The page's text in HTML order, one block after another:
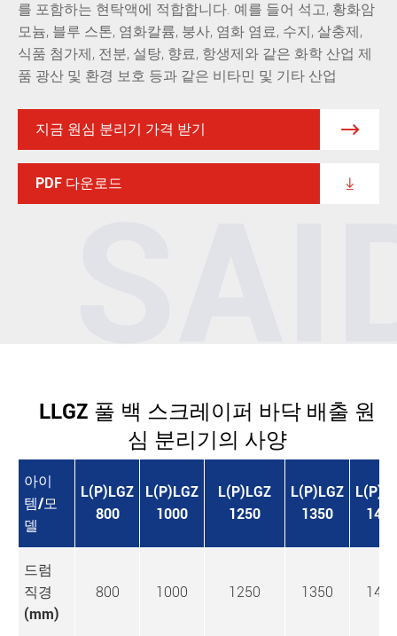
를 포함하는 현탁액에 적합합니다. 예를 들어 석고, 황화암
모늄, 블루 스톤, 염화칼륨, 붕사, 염화 염료, 수지, 살충제,
식품 첨가제, 전분, 설탕, 향료, 항생제와 같은 화학 산업 제
품 광산 및 환경 보호 등과 같은 비타민 및 기타 산업
지금 원심 분리기 가격 받기 
PDF 다운로드 
LLGZ 풀 백 스크레이퍼 바닥 배출 원
심 분리기의 사양
아이
템/모
델
L(P)LGZ
800
L(P)LGZ
1000
L(P)LGZ
1250
L(P)LGZ
1350
1400
드럼
직경
(mm)
800 1000 1250 1350 1400